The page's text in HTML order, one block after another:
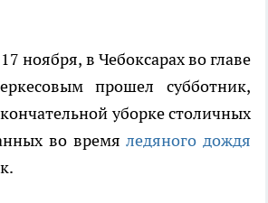
ноября, в Чебоксарах во главе
прошел субботник,
уборке столичных
во времяледяного дождя